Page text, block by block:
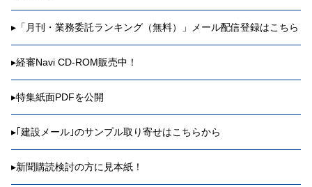
▸ 「月刊・業務委託ランキング（無料）」メール配信登録はこちら
▸経審Navi CD-ROM販売中！
▸特集紙面PDFを公開
▸｢建設メール｣のサンプル取り寄せはこちらから
▸新聞購読検討の方に見本紙！